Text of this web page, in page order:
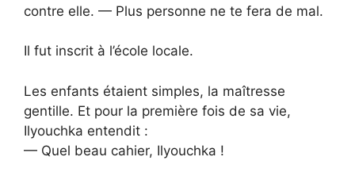
contre elle. — Plus personne ne te fera de mal.
Il fut inscrit à l’école locale.
Les enfants étaient simples, la maîtresse
gentille. Et pour la première fois de sa vie,
Ilyouchka entendit :
— Quel beau cahier, Ilyouchka !